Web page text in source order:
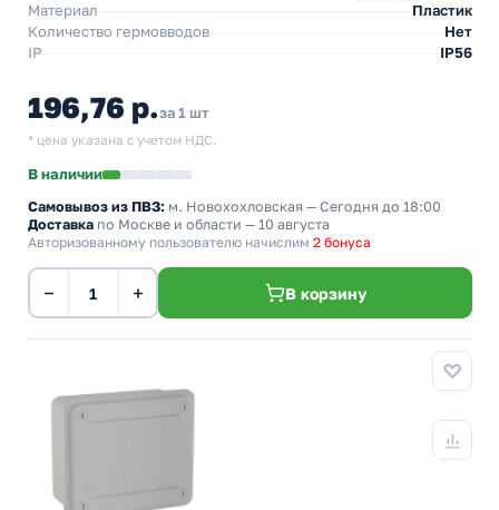
Материал
Пластик
Количество гермовводов
Нет
IP
IP56
196,76 р.за 1 шт
* цена указана с учетом НДС.
В наличии
Самовывоз из ПВЗ: м. Новохохловская — Сегодня до 18:00
Доставка по Москве и области — 10 августа
Авторизованному пользователю начислим 2 бонуса
− + В корзину